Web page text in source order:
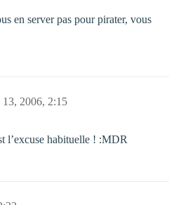
en server pas pour pirater, vous
13, 2006, 2:15
l’excuse habituelle ! :MDR